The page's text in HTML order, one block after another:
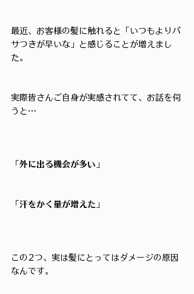
最近、お客様の髪に触れると「いつもよりパ
サつきが早いな」と感じることが増えまし
た。
実際皆さんご自身が実感されてて、お話を伺
うと…
「外に出る機会が多い」
「汗をかく量が増えた」
この2つ、実は髪にとってはダメージの原因
なんです。